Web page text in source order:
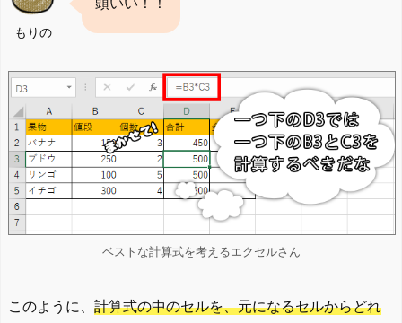
もりの
ベストな計算式を考えるエクセルさん
このように、 計算式の中のセルを、元になるセルからどれ